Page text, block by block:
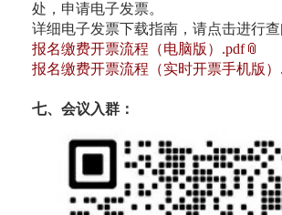
处，申请电子发票。
详细电子发票下载指南，请点击进行查
报名缴费开票流程（电脑版）.pdf
报名缴费开票流程（实时开票手机版）
七、会议入群：